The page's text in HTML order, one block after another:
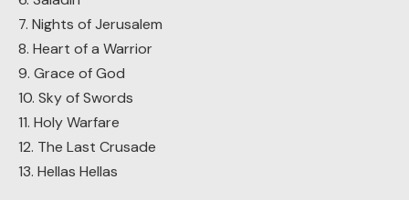
7. Nights of Jerusalem
8. Heart of a Warrior
9. Grace of God
10. Sky of Swords
11. Holy Warfare
12. The Last Crusade
13. Hellas Hellas